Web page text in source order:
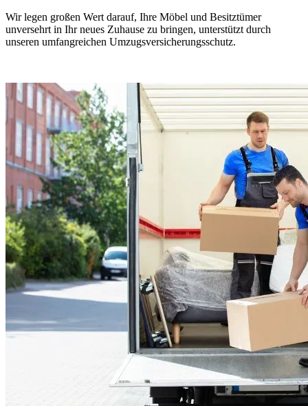
Wir legen großen Wert darauf, Ihre Möbel und Besitztümer
unversehrt in Ihr neues Zuhause zu bringen, unterstützt durch
unseren umfangreichen Umzugsversicherungsschutz.